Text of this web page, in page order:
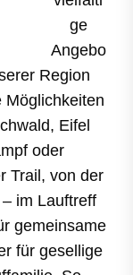
ge
Angebo
Region
Möglichkeiten
Eifel
oder
Trail, von der
im Lauftreff
gemeinsame
für gesellige